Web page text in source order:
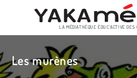
au
contenu
LA MÉDIATHÈQUE ÉDUC’ACTIVE DES
Les murènes